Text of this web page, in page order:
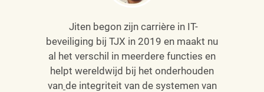
Jiten begon zijn carrière in IT-
beveiliging bij TJX in 2019 en maakt nu
al het verschil in meerdere functies en
helpt wereldwijd bij het onderhouden
van de integriteit van de systemen van